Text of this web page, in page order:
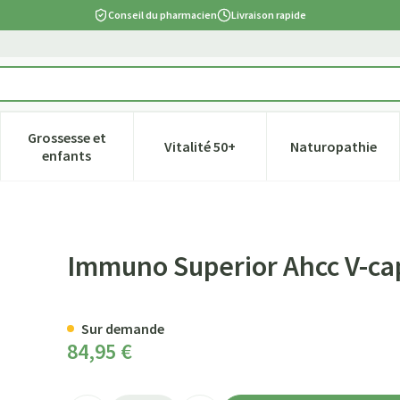
Conseil du pharmacien Livraison rapide
Beauté, soins et hygiène
menu pour la catégorie Régime, alimentation & vitamines
Grossesse et
enfantsAfficher le sous-menu pour la catégorie Grossesse et
Vitalité 50+Afficher le sous-menu pour la
Naturopathie
Afficher le
Immuno Superior Ahcc V-
84,95 €
Sur demande